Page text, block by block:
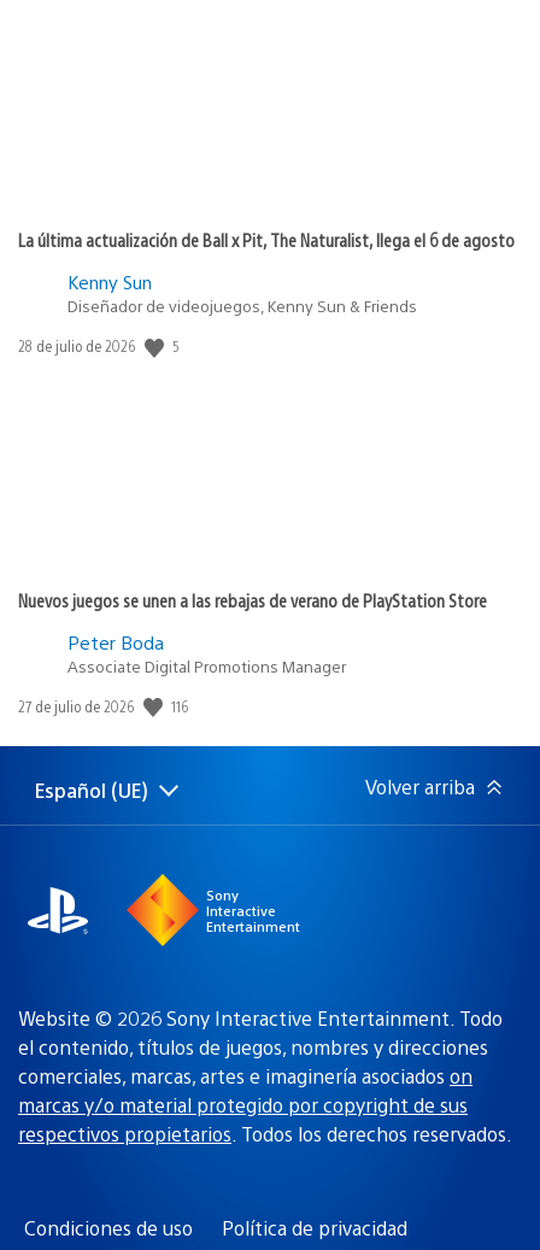
La última actualización de Ball x Pit, The Naturalist, llega el 6 de agosto
Kenny Sun
Diseñador de videojuegos, Kenny Sun & Friends
Fecha
28 de julio de 2026 5
Nuevos juegos se unen a las rebajas de verano de PlayStation Store
Peter Boda
Associate Digital Promotions Manager
Fecha
publicación:
27 de julio de 2026 116
Selecciona
Región
Español (UE) Volver arriba
Sony
Interactive
Entertainment
Website © 2026 Sony Interactive Entertainment. Todo
el contenido, títulos de juegos, nombres y direcciones
comerciales, marcas, artes e imaginería asociados on
marcas y/o material protegido por copyright de sus
respectivos propietarios. Todos los derechos reservados.
Condiciones de uso Política de privacidad